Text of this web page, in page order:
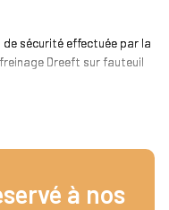
de sécurité effectuée par la
Dreeft sur fauteuil
à nos